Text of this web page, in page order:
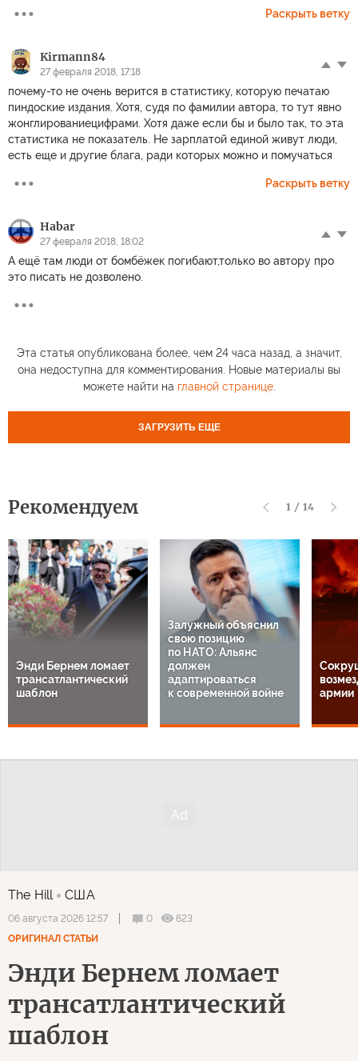
Раскрыть ветку
Kirmann84
27 февраля 2018, 17:18
почему-то не очень верится в статистику, которую печатаю
пиндоские издания. Хотя, судя по фамилии автора, то тут явно
жонглированиецифрами. Хотя даже если бы и было так, то эта
статистика не показатель. Не зарплатой единой живут люди,
есть еще и другие блага, ради которых можно и помучаться
Раскрыть ветку
Habar
27 февраля 2018, 18:02
А ещё там люди от бомбёжек погибают,только во автору про
это писать не дозволено.
Эта статья опубликована более, чем 24 часа назад, а значит,
она недоступна для комментирования. Новые материалы вы
можете найти на главной странице.
ЗАГРУЗИТЬ ЕЩЕ
Рекомендуем 1 / 14
Энди Бернем ломает
трансатлантический
шаблон
Залужный объяснил
свою позицию
по НАТО: Альянс
должен
адаптироваться
к современной войне
армии
The Hill США
06 августа 2026 12:57 0
623
ОРИГИНАЛ СТАТЬИ
Энди Бернем ломает
трансатлантический
шаблон